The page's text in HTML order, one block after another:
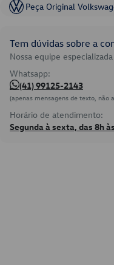
Peça Original
Tem dúvidas sobre a
Nossa equipe
Whatsapp:
(41) 99125-2143
(apenas mensagens de texto, não
Horário de atendimento:
Segunda à sexta, das 8h